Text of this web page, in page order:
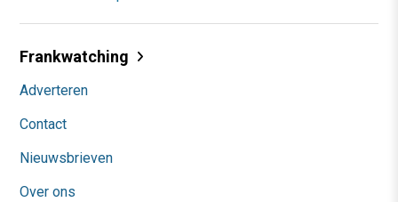
Frankwatching
Adverteren
Contact
Nieuwsbrieven
Over ons